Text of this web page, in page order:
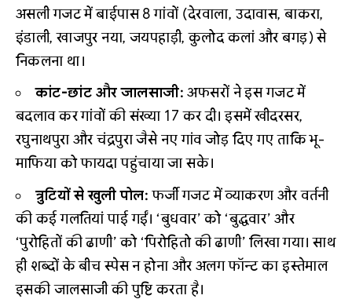
असली गजट में बाईपास 8 गांवों (देरवाला, उदावास, बाकरा,
इंडाली, खाजपुर नया, जयपहाड़ी, कुलोद कलां और बगड़) से
निकलना था।
कांट-छांट और जालसाजी: अफसरों ने इस गजट में
बदलाव कर गांवों की संख्या 17 कर दी। इसमें खीदरसर,
रघुनाथपुरा और चंद्रपुरा जैसे नए गांव जोड़ दिए गए ताकि भू-
माफिया को फायदा पहुंचाया जा सके।
त्रुटियों से खुली पोल: फर्जी गजट में व्याकरण और वर्तनी
की कई गलतियां पाई गईं। ‘बुधवार’ को ‘बुद्धवार’ और
‘पुरोहितों की ढाणी’ को ‘पिरोहितो की ढाणी’ लिखा गया। साथ
ही शब्दों के बीच स्पेस न होना और अलग फॉन्ट का इस्तेमाल
इसकी जालसाजी की पुष्टि करता है।